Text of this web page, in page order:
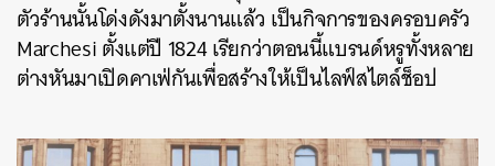
ตัวร้านนั้นโด่งดังมาตั้งนานแล้ว เป็นกิจการของครอบครัว
Marchesi ตั้งแต่ปี 1824 เรียกว่าตอนนี้แบรนด์หรูทั้งหลาย
ต่างหันมาเปิดคาเฟ่กันเพื่อสร้างให้เป็นไลฟ์สไตล์ช็อป